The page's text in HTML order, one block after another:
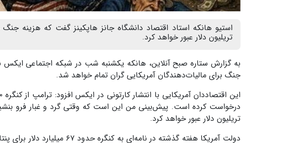
استیو هانکه استاد اقتصاد دانشگاه جانز هاپکینز گفت که هزینه
تریلیون دلار عبور خواهد کرد.
به گزارش ستاره صبح آنلاین، هانکه یکشنبه شب در شبکه اجتماعی ایکس
جنگ برای مالیات‌دهندگان آمریکایی گران تمام خواهد شد.
درخواست کرده است. پیش‌بینی من این است که وقتی گرد و غبار فرو
تریلیون دلار عبور خواهد کرد.